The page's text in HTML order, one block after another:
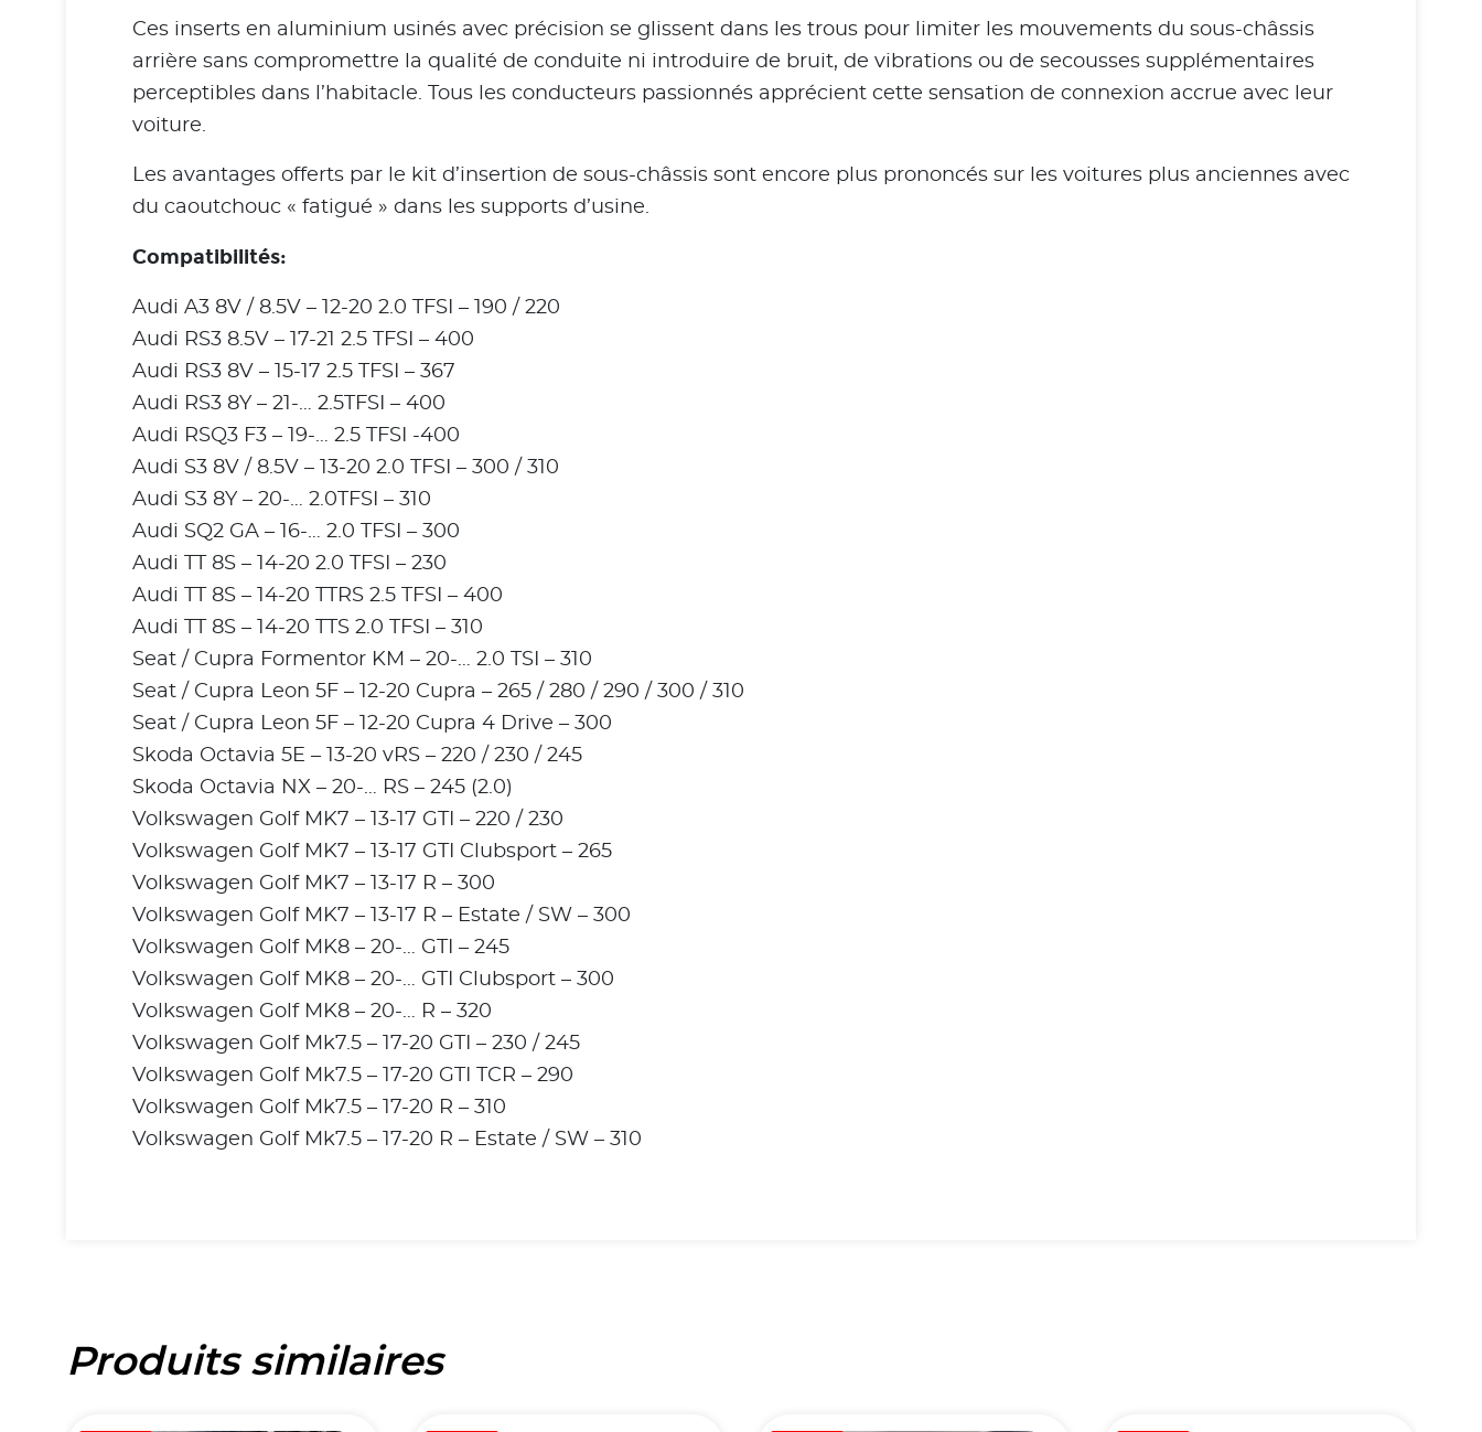
Ces inserts en aluminium usinés avec précision se glissent dans les trous pour limiter les mouvements du sous-châssis
arrière sans compromettre la qualité de conduite ni introduire de bruit, de vibrations ou de secousses supplémentaires
perceptibles dans l’habitacle. Tous les conducteurs passionnés apprécient cette sensation de connexion accrue avec leur
voiture.
Les avantages offerts par le kit d’insertion de sous-châssis sont encore plus prononcés sur les voitures plus anciennes avec
du caoutchouc « fatigué » dans les supports d’usine.
Compatibilités:
Audi A3 8V / 8.5V – 12-20 2.0 TFSI – 190 / 220
Audi RS3 8.5V – 17-21 2.5 TFSI – 400
Audi RS3 8V – 15-17 2.5 TFSI – 367
Audi RS3 8Y – 21-… 2.5TFSI – 400
Audi RSQ3 F3 – 19-… 2.5 TFSI -400
Audi S3 8V / 8.5V – 13-20 2.0 TFSI – 300 / 310
Audi S3 8Y – 20-… 2.0TFSI – 310
Audi SQ2 GA – 16-… 2.0 TFSI – 300
Audi TT 8S – 14-20 2.0 TFSI – 230
Audi TT 8S – 14-20 TTRS 2.5 TFSI – 400
Audi TT 8S – 14-20 TTS 2.0 TFSI – 310
Seat / Cupra Formentor KM – 20-… 2.0 TSI – 310
Seat / Cupra Leon 5F – 12-20 Cupra – 265 / 280 / 290 / 300 / 310
Seat / Cupra Leon 5F – 12-20 Cupra 4 Drive – 300
Skoda Octavia 5E – 13-20 vRS – 220 / 230 / 245
Skoda Octavia NX – 20-… RS – 245 (2.0)
Volkswagen Golf MK7 – 13-17 GTI – 220 / 230
Volkswagen Golf MK7 – 13-17 GTI Clubsport – 265
Volkswagen Golf MK7 – 13-17 R – 300
Volkswagen Golf MK7 – 13-17 R – Estate / SW – 300
Volkswagen Golf MK8 – 20-… GTI – 245
Volkswagen Golf MK8 – 20-… GTI Clubsport – 300
Volkswagen Golf MK8 – 20-… R – 320
Volkswagen Golf Mk7.5 – 17-20 GTI – 230 / 245
Volkswagen Golf Mk7.5 – 17-20 GTI TCR – 290
Volkswagen Golf Mk7.5 – 17-20 R – 310
Volkswagen Golf Mk7.5 – 17-20 R – Estate / SW – 310
Produits similaires